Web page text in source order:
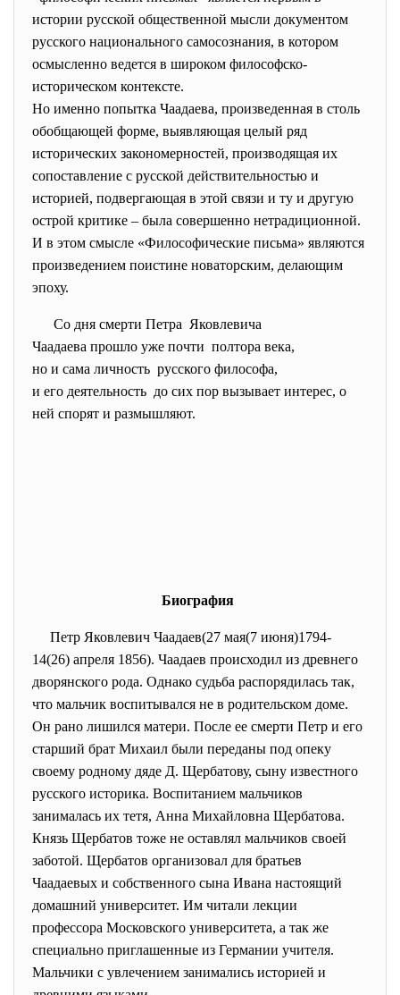
истории русской общественной мысли документом
русского национального самосознания, в котором
осмысленно ведется в широком философско-
историческом контексте.
Но именно попытка Чаадаева, произведенная в столь
обобщающей форме, выявляющая целый ряд
исторических закономерностей, производящая их
сопоставление с русской действительностью и
историей, подвергающая в этой связи и ту и другую
острой критике – была совершенно нетрадиционной.
И в этом смысле «Философические письма» являются
произведением поистине новаторским, делающим
эпоху.
Со дня смерти Петра Яковлевича
Чаадаева прошло уже почти полтора века,
но и сама личность русского философа,
и его деятельность до сих пор вызывает интерес, о
ней спорят и размышляют.
Биография
Петр Яковлевич Чаадаев(27 мая(7 июня)1794-
14(26) апреля 1856). Чаадаев происходил из древнего
дворянского рода. Однако судьба распорядилась так,
что мальчик воспитывался не в родительском доме.
Он рано лишился матери. После ее смерти Петр и его
старший брат Михаил были переданы под опеку
своему родному дяде Д. Щербатову, сыну известного
русского историка. Воспитанием мальчиков
занималась их тетя, Анна Михайловна Щербатова.
Князь Щербатов тоже не оставлял мальчиков своей
заботой. Щербатов организовал для братьев
Чаадаевых и собственного сына Ивана настоящий
домашний университет. Им читали лекции
профессора Московского университета, а так же
специально приглашенные из Германии учителя.
Мальчики с увлечением занимались историей и